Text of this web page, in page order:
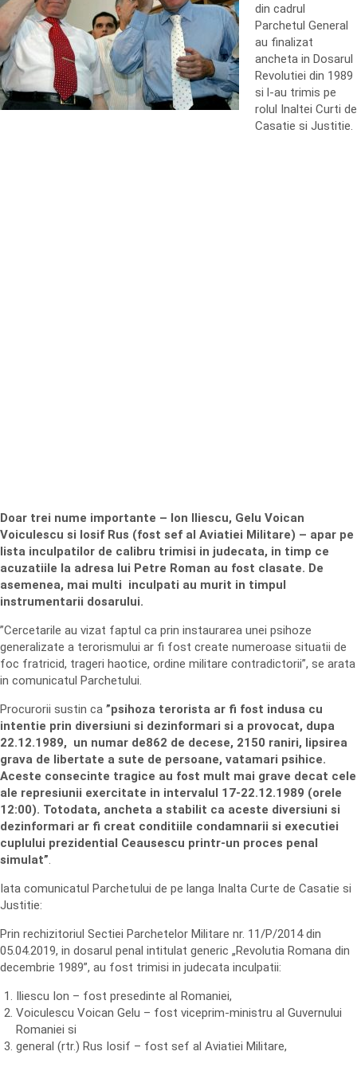
din cadrul
Parchetul General
au finalizat
ancheta in Dosarul
Revolutiei din 1989
si l-au trimis pe
rolul Inaltei Curti de
Casatie si Justitie.
Doar trei nume importante – Ion Iliescu, Gelu Voican
Voiculescu si Iosif Rus (fost sef al Aviatiei Militare) – apar pe
lista inculpatilor de calibru trimisi in judecata, in timp ce
acuzatiile la adresa lui Petre Roman au fost clasate. De
asemenea, mai multi inculpati au murit in timpul
instrumentarii dosarului.
”Cercetarile au vizat faptul ca prin instaurarea unei psihoze
generalizate a terorismului ar fi fost create numeroase situatii de
foc fratricid, trageri haotice, ordine militare contradictorii”, se arata
in comunicatul Parchetului.
Procurorii sustin ca ”psihoza terorista ar fi fost indusa cu
intentie prin diversiuni si dezinformari si a provocat, dupa
22.12.1989, un numar de862 de decese, 2150 raniri, lipsirea
grava de libertate a sute de persoane, vatamari psihice.
Aceste consecinte tragice au fost mult mai grave decat cele
ale represiunii exercitate in intervalul 17-22.12.1989 (orele
12:00). Totodata, ancheta a stabilit ca aceste diversiuni si
dezinformari ar fi creat conditiile condamnarii si executiei
cuplului prezidential Ceausescu printr-un proces penal
simulat”.
Iata comunicatul Parchetului de pe langa Inalta Curte de Casatie si
Justitie:
Prin rechizitoriul Sectiei Parchetelor Militare nr. 11/P/2014 din
05.04.2019, in dosarul penal intitulat generic „Revolutia Romana din
decembrie 1989”, au fost trimisi in judecata inculpatii:
Iliescu Ion – fost presedinte al Romaniei,
Voiculescu Voican Gelu – fost viceprim-ministru al Guvernului
Romaniei si
general (rtr.) Rus Iosif – fost sef al Aviatiei Militare,